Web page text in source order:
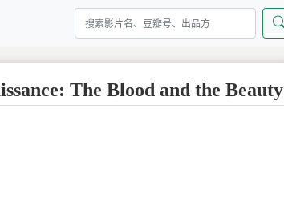
The Blood and the Beauty